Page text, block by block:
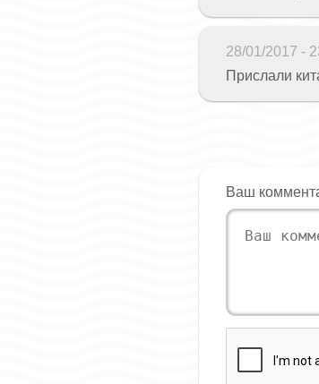
28/01/2017 -
Прислали
Ваш